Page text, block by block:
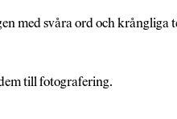
med svåra ord och
till fotografering.